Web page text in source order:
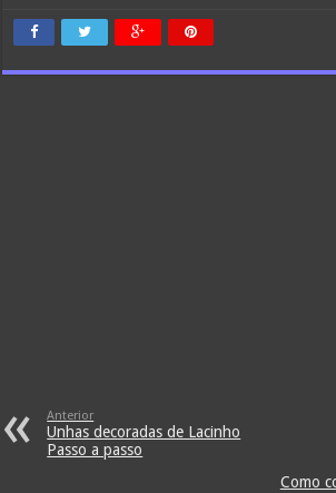
Anterior
Unhas decoradas de Lacinho
Passo a passo
Como